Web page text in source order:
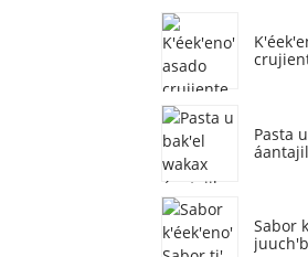
Pasta
áantajil
Sabor